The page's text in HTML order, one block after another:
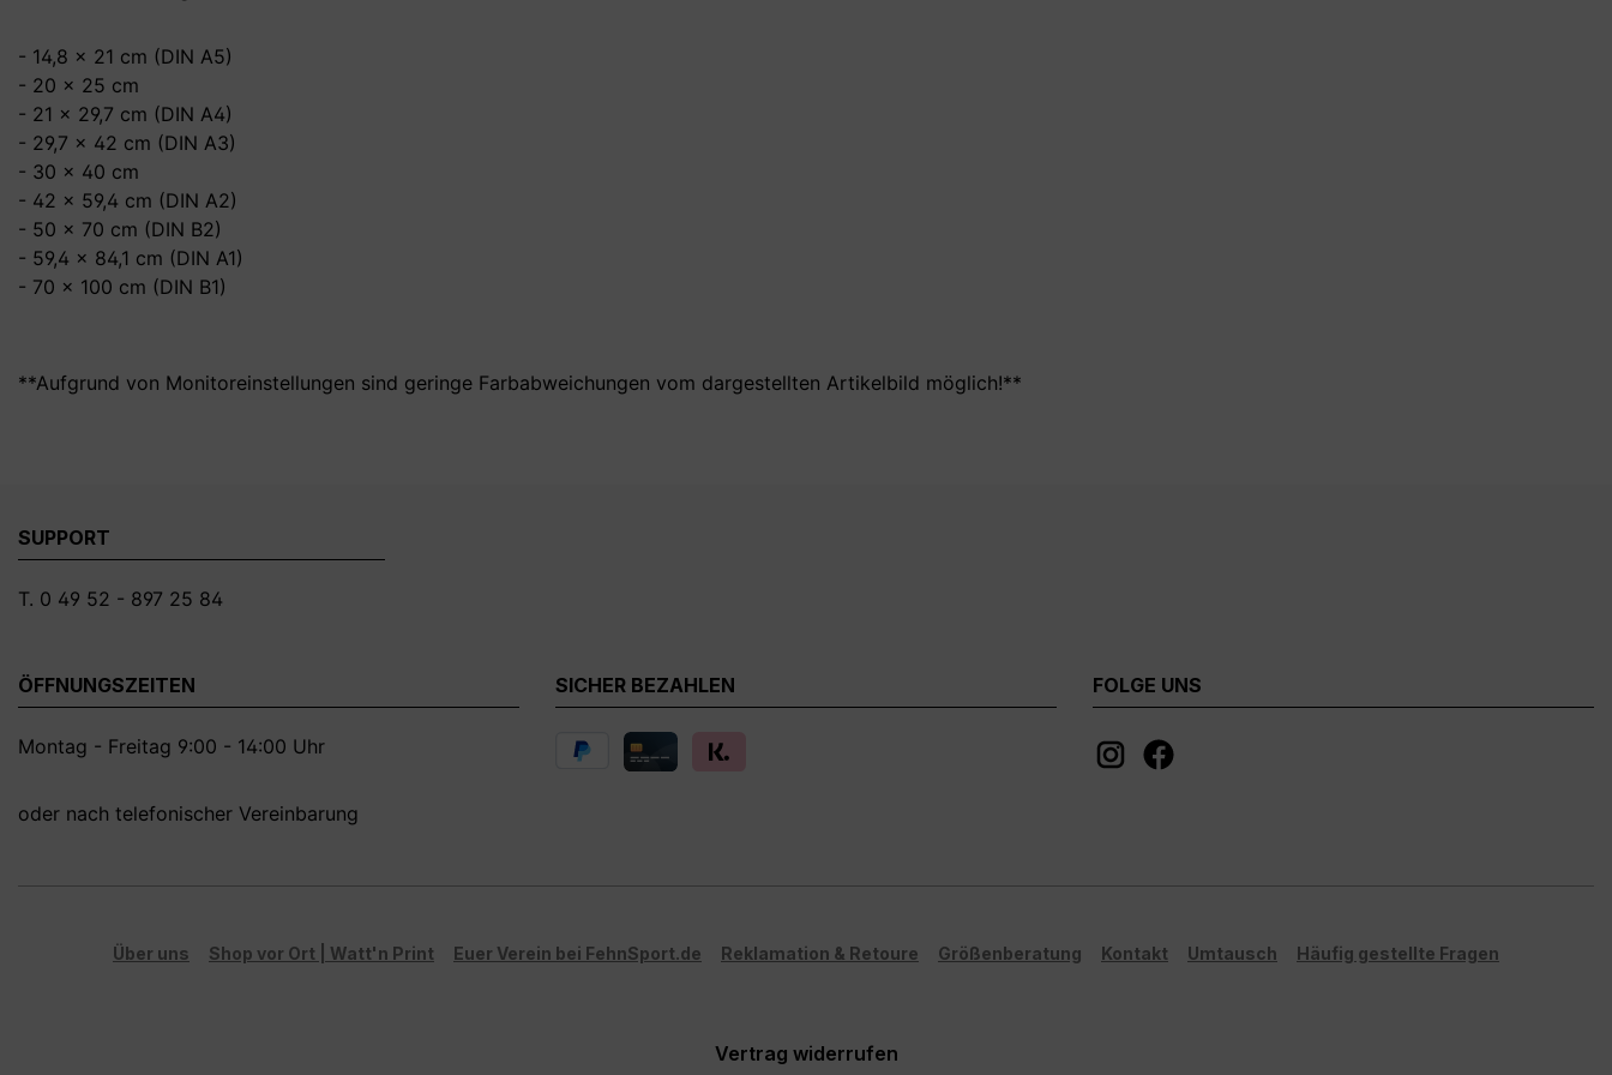
- 14,8 x 21 cm (DIN A5)
- 20 x 25 cm
- 21 x 29,7 cm (DIN A4)
- 29,7 x 42 cm (DIN A3)
- 30 x 40 cm
- 42 x 59,4 cm (DIN A2)
- 50 x 70 cm (DIN B2)
- 59,4 x 84,1 cm (DIN A1)
- 70 x 100 cm (DIN B1)
**Aufgrund von Monitoreinstellungen sind geringe Farbabweichungen vom dargestellten Artikelbild möglich!**
SUPPORT
T. 0 49 52 - 897 25 84
ÖFFNUNGSZEITEN
Montag - Freitag 9:00 - 14:00 Uhr
oder nach telefonischer Vereinbarung
SICHER BEZAHLEN FOLGE UNS
Über uns Shop vor Ort | Watt'n Print Euer Verein bei FehnSport.de Reklamation & Retoure Größenberatung Kontakt Umtausch Häufig gestellte Fragen
Vertrag widerrufen